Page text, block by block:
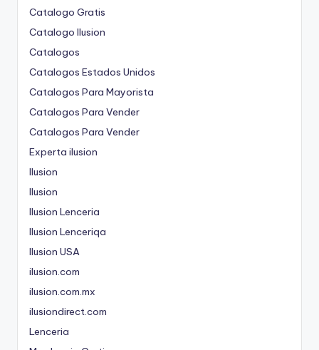
Catalogo Gratis
Catalogo Ilusion
Catalogos
Catalogos Estados Unidos
Catalogos Para Mayorista
Catalogos Para Vender
Catalogos Para Vender
Experta ilusion
Ilusion
Ilusion
Ilusion Lenceria
Ilusion Lenceriqa
Ilusion USA
ilusion.com
ilusion.com.mx
ilusiondirect.com
Lenceria